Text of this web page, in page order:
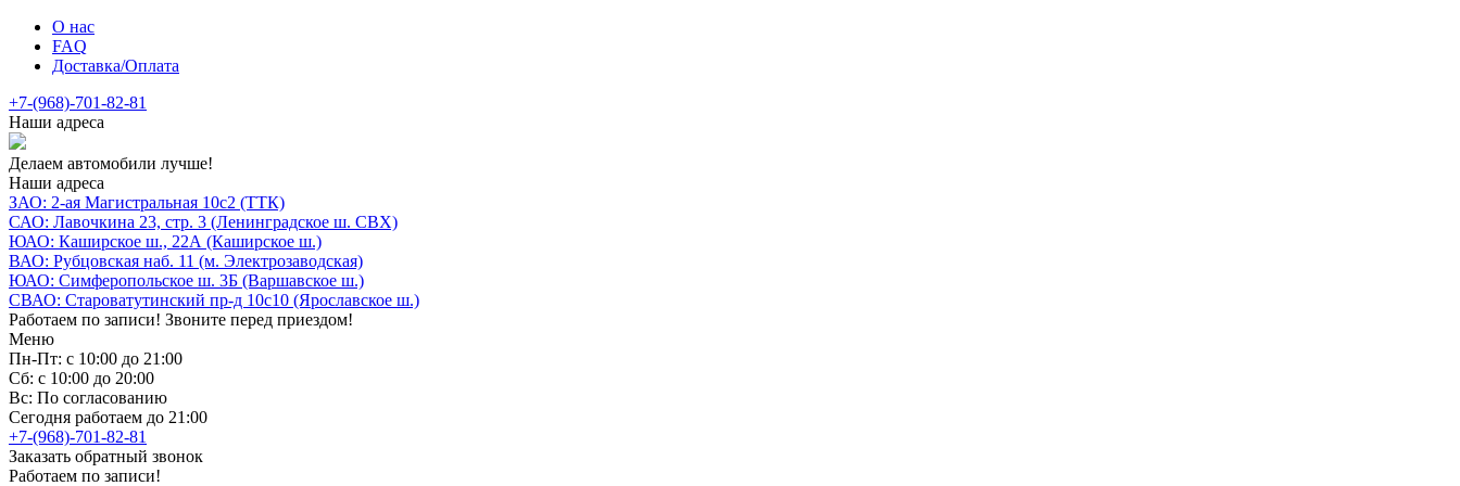
О нас
FAQ
Доставка/Оплата
+7-(968)-701-82-81
Наши адреса
Делаем автомобили лучше!
Наши адреса
ЗАО: 2-ая Магистральная 10с2 (ТТК)
САО: Лавочкина 23, стр. 3 (Ленинградское ш. СВХ)
ЮАО: Каширское ш., 22А (Каширское ш.)
ВАО: Рубцовская наб. 11 (м. Электрозаводская)
ЮАО: Симферопольское ш. 3Б (Варшавское ш.)
СВАО: Староватутинский пр-д 10с10 (Ярославское ш.)
Работаем по записи! Звоните перед приездом!
Меню
Пн-Пт: с 10:00 до 21:00
Сб: с 10:00 до 20:00
Вс: По согласованию
Сегодня работаем до 21:00
+7-(968)-701-82-81
Заказать обратный звонок
Работаем по записи!